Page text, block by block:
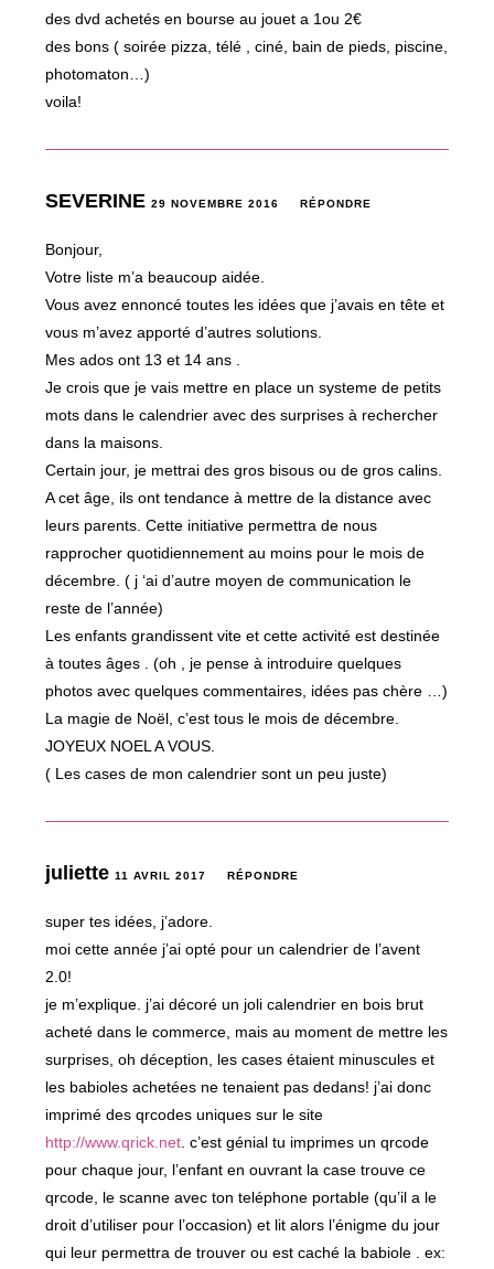
des dvd achetés en bourse au jouet a 1ou 2€
des bons ( soirée pizza, télé , ciné, bain de pieds, piscine,
photomaton…)
voila!
SEVERINE29 NOVEMBRE 2016 RÉPONDRE
Bonjour,
Votre liste m’a beaucoup aidée.
Vous avez ennoncé toutes les idées que j’avais en tête et
vous m’avez apporté d’autres solutions.
Mes ados ont 13 et 14 ans .
Je crois que je vais mettre en place un systeme de petits
mots dans le calendrier avec des surprises à rechercher
dans la maisons.
Certain jour, je mettrai des gros bisous ou de gros calins.
A cet âge, ils ont tendance à mettre de la distance avec
leurs parents. Cette initiative permettra de nous
rapprocher quotidiennement au moins pour le mois de
décembre. ( j ‘ai d’autre moyen de communication le
reste de l’année)
Les enfants grandissent vite et cette activité est destinée
à toutes âges . (oh , je pense à introduire quelques
photos avec quelques commentaires, idées pas chère …)
La magie de Noël, c’est tous le mois de décembre.
JOYEUX NOEL A VOUS.
( Les cases de mon calendrier sont un peu juste)
juliette11 AVRIL 2017 RÉPONDRE
super tes idées, j’adore.
moi cette année j’ai opté pour un calendrier de l’avent
2.0!
je m’explique. j’ai décoré un joli calendrier en bois brut
acheté dans le commerce, mais au moment de mettre les
surprises, oh déception, les cases étaient minuscules et
les babioles achetées ne tenaient pas dedans! j’ai donc
imprimé des qrcodes uniques sur le site
http://www.qrick.net . c’est génial tu imprimes un qrcode
pour chaque jour, l’enfant en ouvrant la case trouve ce
qrcode, le scanne avec ton teléphone portable (qu’il a le
droit d’utiliser pour l’occasion) et lit alors l’énigme du jour
qui leur permettra de trouver ou est caché la babiole . ex: